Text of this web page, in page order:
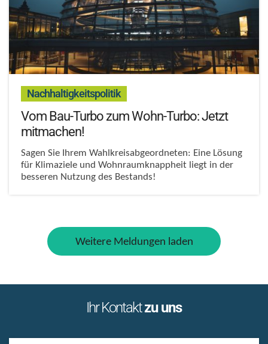
Nachhaltigkeitspolitik:
Vom Bau-Turbo zum Wohn-Turbo: Jetzt
mitmachen!
Sagen Sie Ihrem Wahlkreisabgeordneten: Eine Lösung
für Klimaziele und Wohnraumknappheit liegt in der
besseren Nutzung des Bestands!
Weitere Meldungen laden
Ihr Kontaktzu uns